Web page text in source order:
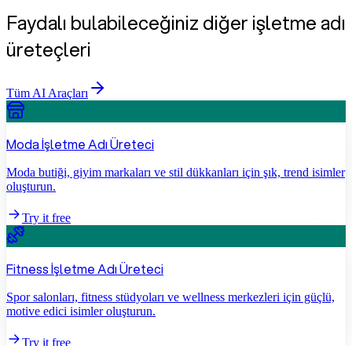
Faydalı bulabileceğiniz diğer işletme adı
üreteçleri
Tüm AI Araçları
Moda İşletme Adı Üreteci
Moda butiği, giyim markaları ve stil dükkanları için şık, trend isimler
oluşturun.
Try it free
Fitness İşletme Adı Üreteci
Spor salonları, fitness stüdyoları ve wellness merkezleri için güçlü,
motive edici isimler oluşturun.
Try it free